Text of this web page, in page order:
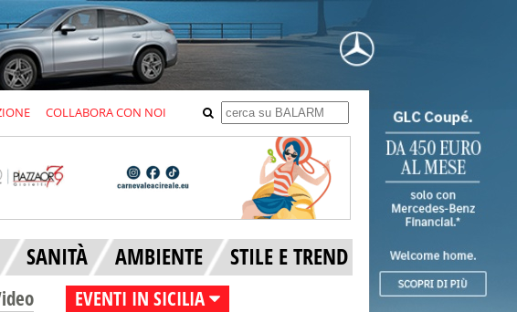
COLLABORA CON NOI
SANITÀ AMBIENTE STILE E TREND
EVENTI IN SICILIA